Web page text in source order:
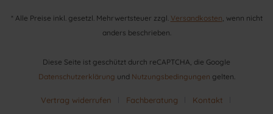
* Alle Preise inkl. gesetzl. Mehrwertsteuer zzgl. Versandkosten , wenn nicht
anders beschrieben.
Diese Seite ist geschützt durch reCAPTCHA, die Google
Datenschutzerklärung und Nutzungsbedingungen gelten.
Vertrag widerrufen Fachberatung
Kontakt